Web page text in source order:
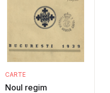
CARTE
Noul regim